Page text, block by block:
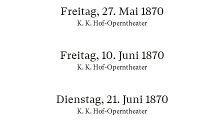
Freitag, 27. Mai 1870
K. K. Hof-Operntheater
Freitag, 10. Juni 1870
K. K. Hof-Operntheater
Dienstag, 21. Juni 1870
K. K. Hof-Operntheater